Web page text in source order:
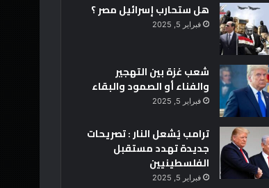
هل ستحارب إسرائيل مصر ؟
فبراير 5, 2025
شعب غزة بين التهجير
والفناء أو الصمود والبقاء
فبراير 5, 2025
ترامب يُشعل النار : تصريحات
جديدة تهدد مستقبل
الفلسطينيين
فبراير 5, 2025